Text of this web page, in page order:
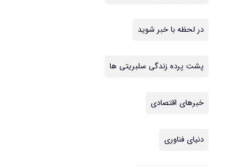
در لحظه با خبر شوید
پشت پرده زندگی سلبریتی ها
خبرهای اقتصادی
دنیای فناوری